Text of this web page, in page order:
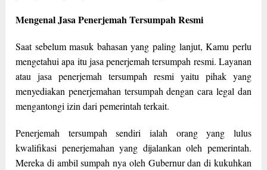
Mengenal Jasa Penerjemah Tersumpah Resmi
Saat sebelum masuk bahasan yang paling lanjut, Kamu perlu
mengetahui apa itu jasa penerjemah tersumpah resmi. Layanan
atau jasa penerjemah tersumpah resmi yaitu pihak yang
menyediakan penerjemahan tersumpah dengan cara legal dan
mengantongi izin dari pemerintah terkait.
Penerjemah tersumpah sendiri ialah orang yang lulus
kwalifikasi penerjemahan yang dijalankan oleh pemerintah.
Mereka di ambil sumpah nya oleh Gubernur dan di kukuhkan